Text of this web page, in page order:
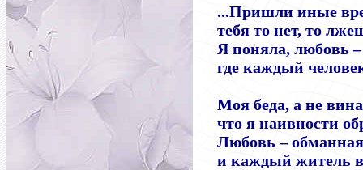
...Пришли иные
тебя то нет, то
Я поняла, любовь–
где каждый
Моя беда, а не
что я наивности
Любовь–
и каждый житель